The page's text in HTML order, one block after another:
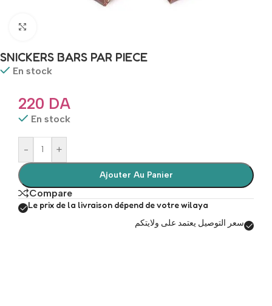
SNICKERS BARS PAR PIECE
En stock
220 DA
En stock
- +
Ajouter Au Panier
Compare
Le prix de la livraison dépend de votre wilaya
سعر التوصيل يعتمد على ولايتكم